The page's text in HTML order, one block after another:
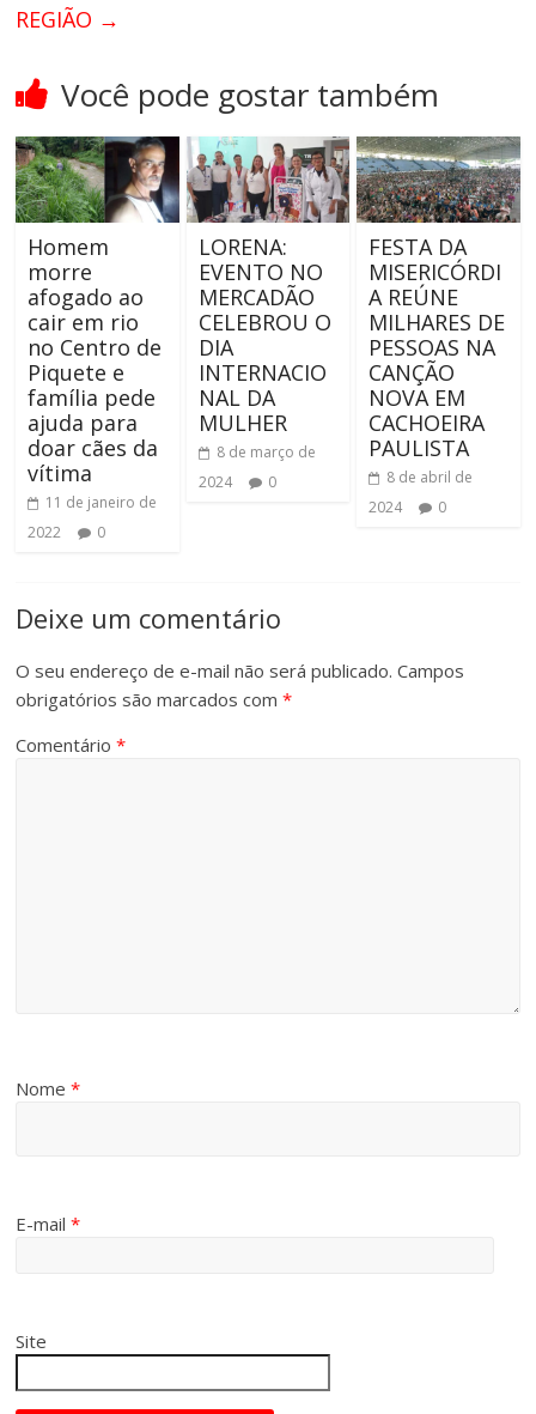
REGIÃO →
Você pode gostar também
Homem
morre
afogado ao
cair em rio
no Centro de
Piquete e
família pede
ajuda para
doar cães da
vítima
11 de janeiro de
2022
0
LORENA:
EVENTO NO
MERCADÃO
CELEBROU O
DIA
INTERNACIO
NAL DA
MULHER
8 de março de
2024
0
FESTA DA
MISERICÓRDI
A REÚNE
MILHARES DE
PESSOAS NA
CANÇÃO
NOVA EM
CACHOEIRA
PAULISTA
8 de abril de
2024
0
Deixe um comentário
O seu endereço de e-mail não será publicado. Campos
obrigatórios são marcados com*
Comentário*
Nome*
E-mail*
Site